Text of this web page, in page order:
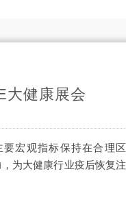
大健康展会
要宏观指标保持在合理区
为大健康行业疫后恢复注